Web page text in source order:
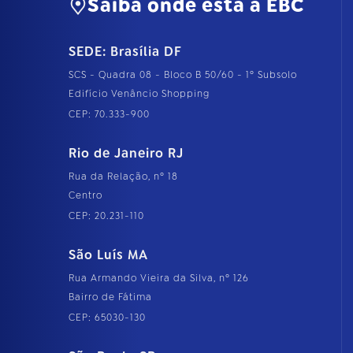
Saiba onde está a EBC
SEDE: Brasília DF
SCS - Quadra 08 - Bloco B 50/60 - 1º Subsolo
Edifício Venâncio Shopping
CEP: 70.333-900
Rio de Janeiro RJ
Rua da Relação, nº 18
Centro
CEP: 20.231-110
São Luís MA
Rua Armando Vieira da Silva, nº 126
Bairro de Fátima
CEP: 65030-130